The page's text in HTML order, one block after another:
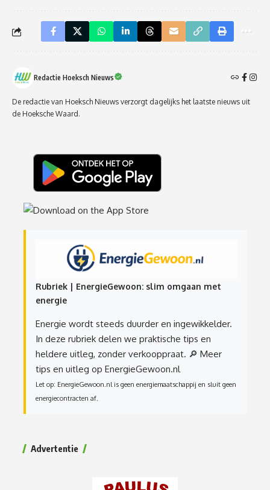
Redactie Hoeksch Nieuws
De redactie van Hoeksch Nieuws verzorgt dagelijks het laatste nieuws uit
de Hoeksche Waard.
Rubriek | EnergieGewoon: slim omgaan met
energie
Energie wordt steeds duurder en ingewikkelder.
In deze rubriek delen we praktische tips en
heldere uitleg, zonder verkooppraat. 🔎 Meer
tips en uitleg op EnergieGewoon.nl
Let op: EnergieGewoon.nl is geen energiemaatschappij en sluit geen
energiecontracten af.
Advertentie